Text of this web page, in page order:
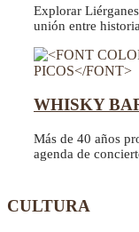
Explorar
unión entre
WHISKY
Más de 40 años
agenda de
CULTURA